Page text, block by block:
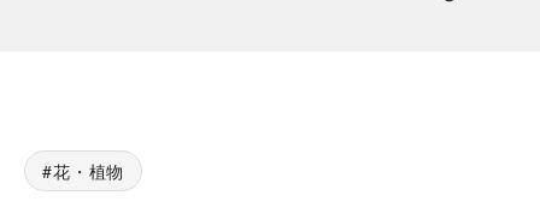
花・植物